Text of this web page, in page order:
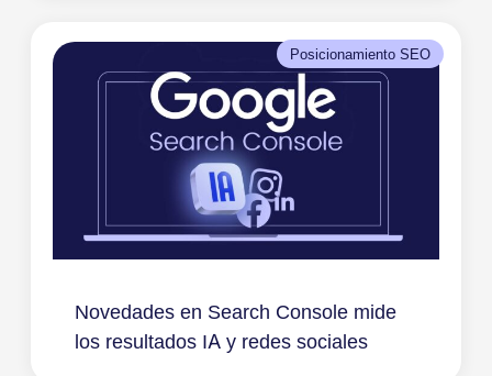
Posicionamiento SEO
Novedades en Search Console mide
los resultados IA y redes sociales